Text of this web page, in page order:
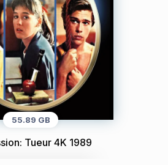
55.89 GB
Tueur 4K 1989